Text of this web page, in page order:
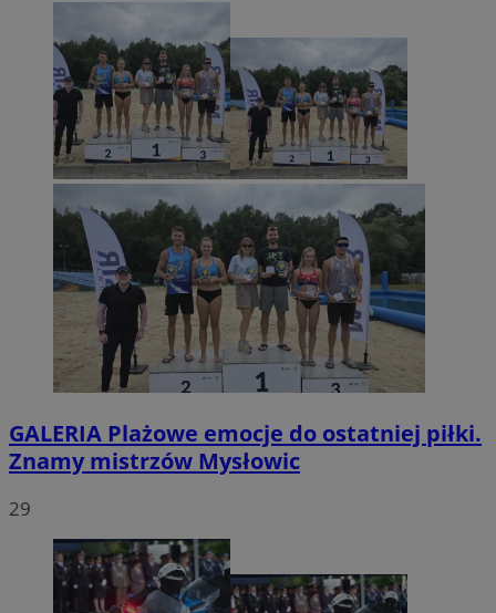
GALERIA Plażowe emocje do ostatniej piłki.
Znamy mistrzów Mysłowic
29